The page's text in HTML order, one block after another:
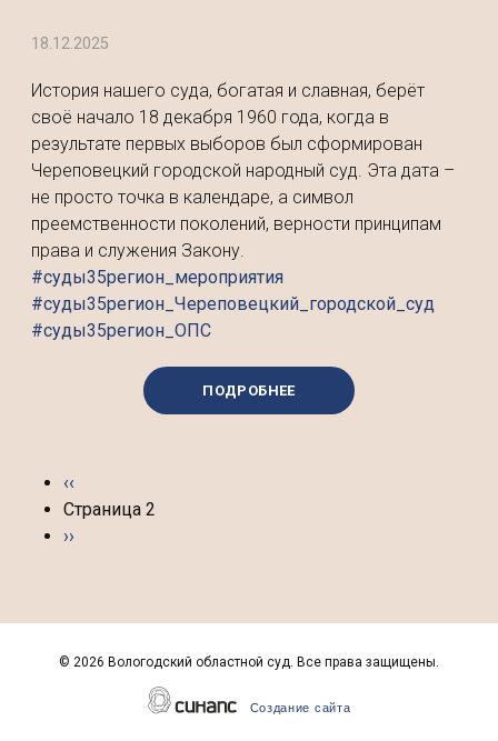
18.12.2025
История нашего суда, богатая и славная, берёт
своё начало 18 декабря 1960 года, когда в
результате первых выборов был сформирован
Череповецкий городской народный суд. Эта дата –
не просто точка в календаре, а символ
преемственности поколений, верности принципам
права и служения Закону.
#суды35регион_мероприятия
#суды35регион_Череповецкий_городской_суд
#суды35регион_ОПС
ПОДРОБНЕЕ
Нумерация страниц
Предыдущая страница
‹‹
Страница 2
Следующая страница
››
© 2026 Вологодский областной суд. Все права защищены.
Создание сайта